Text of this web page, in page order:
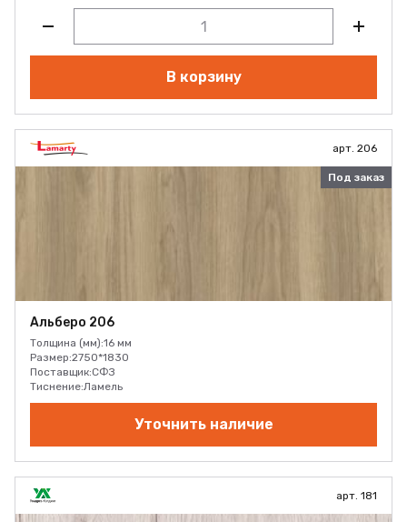
В корзину
арт. 206
Под заказ
Альберо 206
Толщина (мм):16 мм
Размер:2750*1830
Поставщик:СФЗ
Тиснение:Ламель
Уточнить наличие
арт. 181